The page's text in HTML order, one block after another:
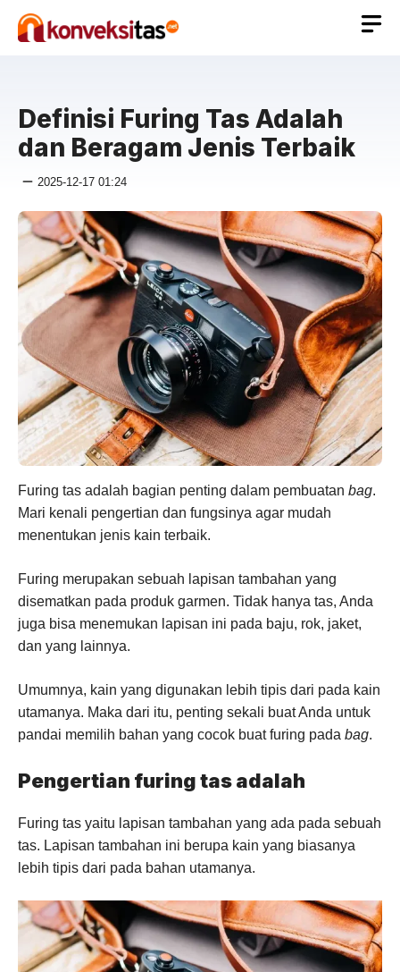
Langsung
Definisi Furing Tas Adalah
dan Beragam Jenis Terbaik
2025-12-17 01:24
Furing tas adalah bagian penting dalam pembuatan bag.
Mari kenali pengertian dan fungsinya agar mudah
menentukan jenis kain terbaik.
Furing merupakan sebuah lapisan tambahan yang
disematkan pada produk garmen. Tidak hanya tas, Anda
juga bisa menemukan lapisan ini pada baju, rok, jaket,
dan yang lainnya.
Umumnya, kain yang digunakan lebih tipis dari pada kain
utamanya. Maka dari itu, penting sekali buat Anda untuk
pandai memilih bahan yang cocok buat furing pada bag.
Pengertian furing tas adalah
Furing tas yaitu lapisan tambahan yang ada pada sebuah
tas. Lapisan tambahan ini berupa kain yang biasanya
lebih tipis dari pada bahan utamanya.